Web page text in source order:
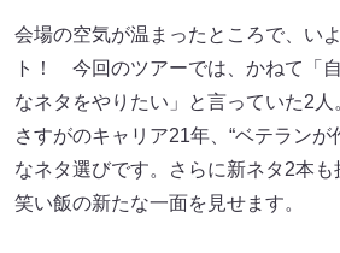
会場の空気が温まったところで、い
ト！ 今回のツアーでは、かねて「
なネタをやりたい」と言っていた2人
さすがのキャリア21年、“ベテランが
なネタ選びです。さらに新ネタ2本も
笑い飯の新たな一面を見せます。